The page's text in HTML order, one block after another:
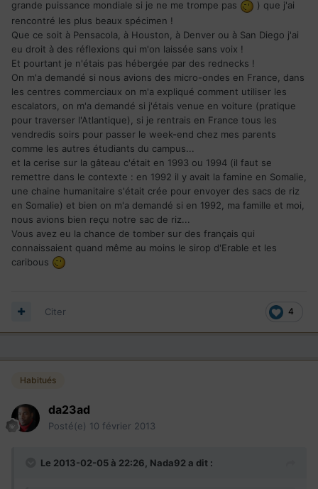
grande puissance mondiale si je ne me trompe pas
) que j'ai
rencontré les plus beaux spécimen !
Que ce soit à Pensacola, à Houston, à Denver ou à San Diego j'ai
eu droit à des réflexions qui m'on laissée sans voix !
Et pourtant je n'étais pas hébergée par des rednecks !
On m'a demandé si nous avions des micro-ondes en France, dans
les centres commerciaux on m'a expliqué comment utiliser les
escalators, on m'a demandé si j'étais venue en voiture (pratique
pour traverser l'Atlantique), si je rentrais en France tous les
vendredis soirs pour passer le week-end chez mes parents
comme les autres étudiants du campus...
et la cerise sur la gâteau c'était en 1993 ou 1994 (il faut se
remettre dans le contexte : en 1992 il y avait la famine en Somalie,
une chaine humanitaire s'était crée pour envoyer des sacs de riz
en Somalie) et bien on m'a demandé si en 1992, ma famille et moi,
nous avions bien reçu notre sac de riz...
Vous avez eu la chance de tomber sur des français qui
connaissaient quand même au moins le sirop d'Erable et les
caribous
4
Citer
Habitués
da23ad
Posté(e) 10 février 2013
Le 2013-02-05 à 22:26, Nada92 a dit :